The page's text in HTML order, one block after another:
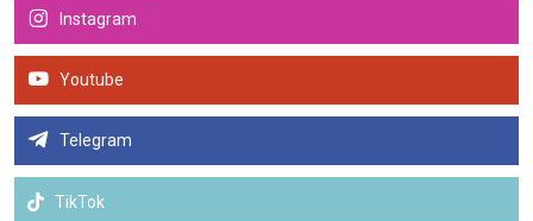
Instagram
Youtube
Telegram
TikTok